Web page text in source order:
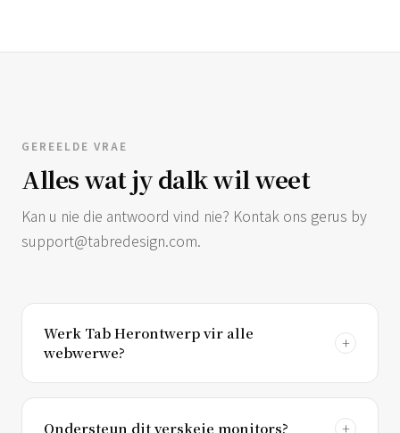
GEREELDE VRAE
Alles wat jy dalk wil weet
Kan u nie die antwoord vind nie? Kontak ons ​​gerus by
support@tabredesign.com.
Werk Tab Herontwerp vir alle
webwerwe?
Ondersteun dit verskeie monitors?